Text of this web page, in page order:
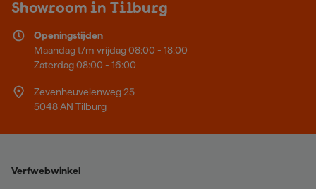
Showroom in Tilburg
Openingstijden
Maandag t/m vrijdag 08:00 - 18:00
Zaterdag 08:00 - 16:00
Zevenheuvelenweg 25
5048 AN Tilburg
Verfwebwinkel